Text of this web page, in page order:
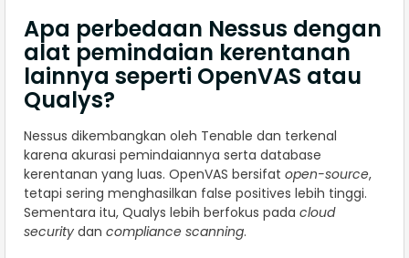
Apa perbedaan Nessus dengan
alat pemindaian kerentanan
lainnya seperti OpenVAS atau
Qualys?
Nessus dikembangkan oleh Tenable dan terkenal
karena akurasi pemindaiannya serta database
kerentanan yang luas. OpenVAS bersifat open-source,
tetapi sering menghasilkan false positives lebih tinggi.
Sementara itu, Qualys lebih berfokus pada cloud
security dan compliance scanning.